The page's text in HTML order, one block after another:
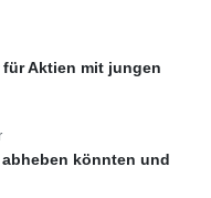
für Aktien mit jungen
könnten und